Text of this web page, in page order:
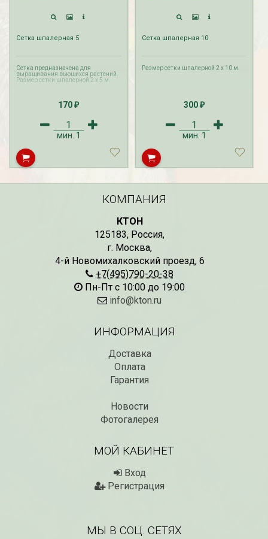
Рассада Незабудка
Сетка шпалерная 5
Сетка предназначена для
выращивания вьющихся растений.
Размер сетки шпалерной 2 х 5 м.
170₽
мин. 1
Сетка шпалерная 10
Размер сетки шпалерной 2 х 10 м.
300₽
мин. 1
КОМПАНИЯ
КТОН
125183, Россия,
г. Москва,
4-й Новомихалковский проезд, 6
+7(495)790-20-38
Пн-Пт с 10:00 до 19:00
info@kton.ru
ИНФОРМАЦИЯ
Доставка
Оплата
Гарантия
Новости
Фотогалерея
МОЙ КАБИНЕТ
Вход
Регистрация
МЫ В СОЦ. СЕТЯХ